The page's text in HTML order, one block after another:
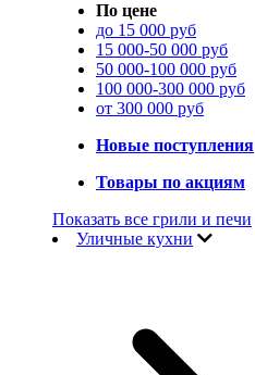
По цене
до 15 000 руб
15 000-50 000 руб
50 000-100 000 руб
100 000-300 000 руб
от 300 000 руб
Новые поступления
Товары по акциям
Показать все грили и печи
Уличные кухни